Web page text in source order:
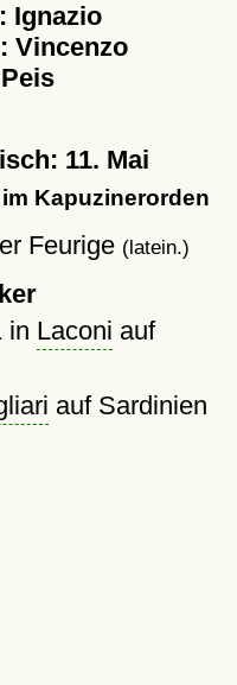
Ignazio
Vincenzo
11. Mai
Kapuzinerorden
Feurige (latein.)
in Laconi auf
auf Sardinien